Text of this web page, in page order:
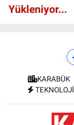
Yükleniyor...
KARABÜK
TEKNOLOJİ